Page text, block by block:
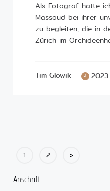
Als Fotograf hatte
Massoud bei ihrer
zu begleiten, die in
Zürich im
Tim Glowik 2023
1 2 >
Anschrift